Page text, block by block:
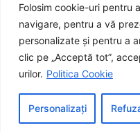
Folosim cookie-uri pentru
navigare, pentru a vă
personalizate și pentru a
clic pe „Acceptă tot”,
urilor. Politica Cookie
Personalizați